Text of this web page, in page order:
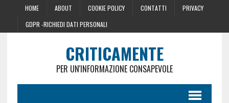
HOME ABOUT COOKIE POLICY CONTATTI
PRIVACY
GDPR -RICHIEDI DATI PERSONALI
CRITICAMENTE
PER UN'INFORMAZIONE CONSAPEVOLE